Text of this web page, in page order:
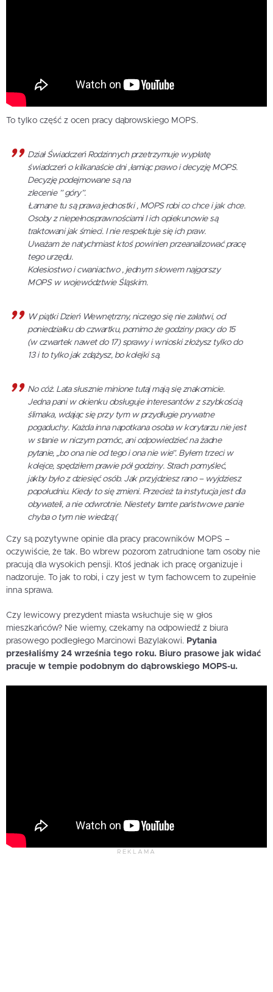
To tylko część z ocen pracy dąbrowskiego MOPS.
Dział Świadczeń Rodzinnych przetrzymuje wypłatę
świadczeń o kilkanaście dni ,łamiąc prawo i decyzję MOPS.
Decyzję podejmowane są na
zlecenie ” góry”.
Łamane tu są prawa jednostki , MOPS robi co chce i jak chce.
Osoby z niepełnosprawnościami I ich opiekunowie są
traktowani jak śmieci. I nie respektuje się ich praw.
Uważam że natychmiast ktoś powinien przeanalizować pracę
tego urzędu.
Kolesiostwo i cwaniactwo , jednym słowem najgorszy
MOPS w województwie Śląskim.
W piątki Dzień Wewnętrzny, niczego się nie załatwi, od
poniedziałku do czwartku, pomimo że godziny pracy do 15
(w czwartek nawet do 17) sprawy i wnioski złożysz tylko do
13 i to tylko jak zdążysz, bo kolejki są.
No cóż. Lata słusznie minione tutaj mają się znakomicie.
Jedna pani w okienku obsługuje interesantów z szybkością
ślimaka, wdając się przy tym w przydługie prywatne
pogaduchy. Każda inna napotkana osoba w korytarzu nie jest
w stanie w niczym pomóc, ani odpowiedzieć na żadne
pytanie, ,,bo ona nie od tego i ona nie wie”. Byłem trzeci w
kolejce, spędziłem prawie pół godziny. Strach pomyśleć,
jakby było z dziesięć osób. Jak przyjdziesz rano – wyjdziesz
popołudniu. Kiedy to się zmieni. Przecież ta instytucja jest dla
obywateli, a nie odwrotnie. Niestety tamte państwowe panie
chyba o tym nie wiedzą:(
Czy są pozytywne opinie dla pracy pracowników MOPS –
oczywiście, że tak. Bo wbrew pozorom zatrudnione tam osoby nie
pracują dla wysokich pensji. Ktoś jednak ich pracę organizuje i
nadzoruje. To jak to robi, i czy jest w tym fachowcem to zupełnie
inna sprawa.
Czy lewicowy prezydent miasta wsłuchuje się w głos
mieszkańców? Nie wiemy, czekamy na odpowiedź z biura
prasowego podległego Marcinowi Bazylakowi. Pytania
przesłaliśmy 24 września tego roku. Biuro prasowe jak widać
pracuje w tempie podobnym do dąbrowskiego MOPS-u.
REKLAMA